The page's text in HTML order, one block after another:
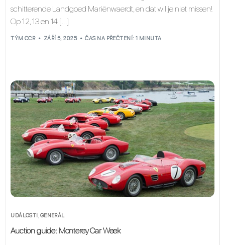
schitterende Landgoed Mariënwaerdt, en dat wil je niet missen!
Op 12, 13 en 14 […]
TÝM CCR ZÁŘÍ 5, 2025 ČAS NA PŘEČTENÍ: 1 MINUTA
UDÁLOSTI,GENERÁL
Auction guide: Monterey Car Week